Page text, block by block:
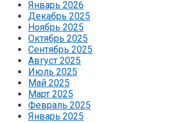
Январь 2026
Декабрь 2025
Ноябрь 2025
Октябрь 2025
Сентябрь 2025
Август 2025
Июль 2025
Май 2025
Март 2025
Февраль 2025
Январь 2025